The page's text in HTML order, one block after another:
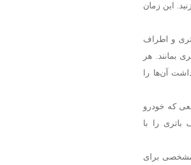
این زمان
و اطراف
بمانند. هر
آن‌ها را
که خودرو
را با
مشخصی برای